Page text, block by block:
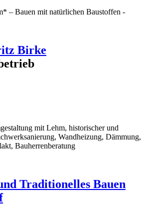
– Bauen mit natürlichen Baustoffen -
Birke
mit Lehm, historischer und
Wandheizung, Dämmung,
Bauherrenberatung
Traditionelles Bauen